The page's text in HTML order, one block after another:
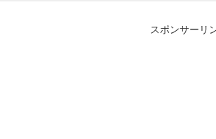
スポンサーリ